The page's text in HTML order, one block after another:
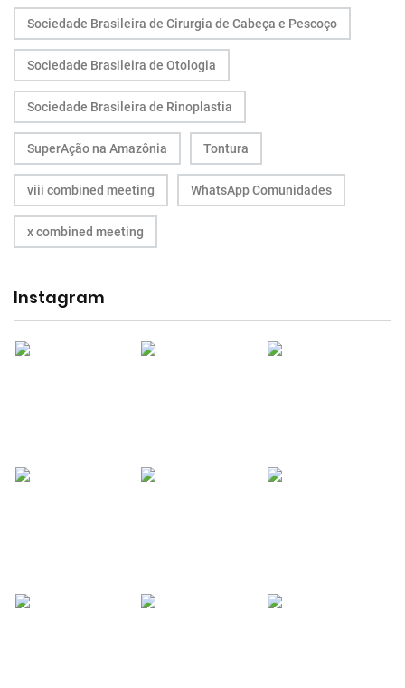
Sociedade Brasileira de Cirurgia de Cabeça e Pescoço
Sociedade Brasileira de Otologia
Sociedade Brasileira de Rinoplastia
SuperAção na Amazônia Tontura
viii combined meeting WhatsApp Comunidades
x combined meeting
Instagram